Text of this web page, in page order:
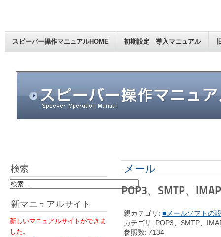
スピーバー操作マニュアルHOME 初期設定 導入マニュアル
検索
新マニュアルサイト
新しいマニュアルサイトができま
した。
メール
POP3、SMTP、
親カテゴリ: ■メールソフトの
カテゴリ: POP3、SMTP、
参照数: 7134